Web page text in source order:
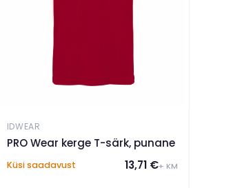
IDWEAR
PRO Wear kerge T-särk, punane
Küsi saadavust 13,71 €+ KM